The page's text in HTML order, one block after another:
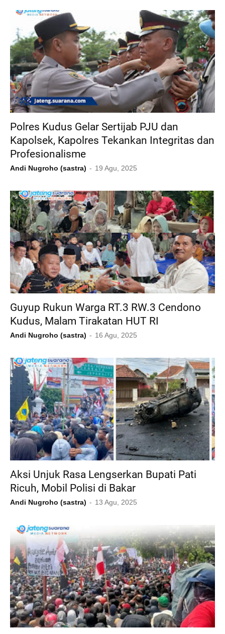
Polres Kudus Gelar Sertijab PJU dan
Kapolsek, Kapolres Tekankan Integritas dan
Profesionalisme
Andi Nugroho (sastra) 19 Agu, 2025
Guyup Rukun Warga RT.3 RW.3 Cendono
Kudus, Malam Tirakatan HUT RI
Andi Nugroho (sastra) 16 Agu, 2025
Aksi Unjuk Rasa Lengserkan Bupati Pati
Ricuh, Mobil Polisi di Bakar
Andi Nugroho (sastra) 13 Agu, 2025